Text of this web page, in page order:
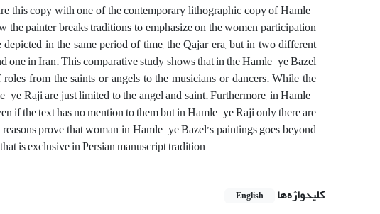
this copy with one of the contemporary lithographic copy of Hamle-
painter breaks traditions to emphasize on the women participation
in the same period of time, the Qajar era, but in two different
one in Iran. This comparative study shows that in the Hamle-ye Bazel
from the saints or angels to the musicians or dancers. While the
Raji are just limited to the angel and saint. Furthermore, in Hamle-
if the text has no mention to them but in Hamle-ye Raji only there are
prove that woman in Hamle-ye Bazel’s paintings goes beyond
is exclusive in Persian manuscript tradition.
کلیدواژه‌ها English